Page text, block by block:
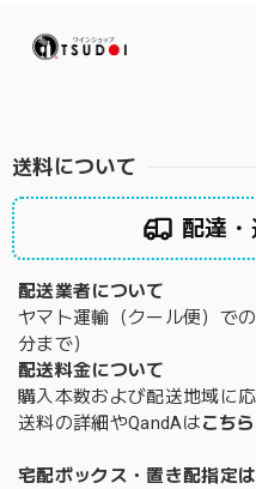
送料について
配達
配送業者について
ヤマト運輸（クール便）で
分まで）
配送料金について
購入本数および配送地域に
送料の詳細やQandAはこちら
宅配ボックス・置き配指定